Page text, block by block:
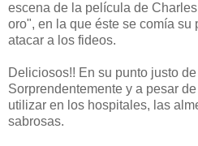
escena de la película de
oro", en la que éste se comía su
atacar a los fideos.
Deliciosos!! En su punto justo
Sorprendentemente y a pesar
utilizar en los hospitales, las
sabrosas.